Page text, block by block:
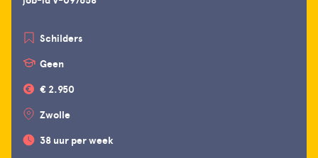
Schilders
Geen
€ 2.950
Zwolle
38 uur per week